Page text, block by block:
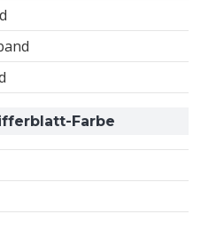
Farbe